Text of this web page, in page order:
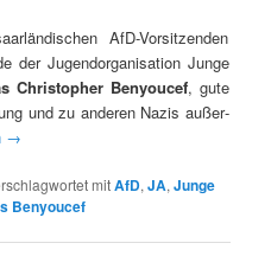
AfD-Vor­sitzen­den
der Jugen­dor­gan­i­sa­tion Junge
Christo­pher Beny­oucef, gute
und zu anderen Nazis außer­
→
mitAfD,JA,Junge
Benyoucef